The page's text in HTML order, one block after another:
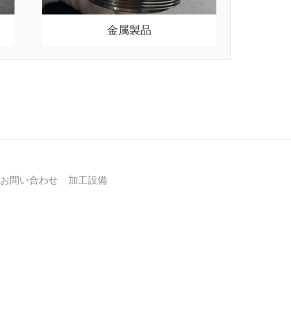
金属製品
お問い合わせ 加工設備